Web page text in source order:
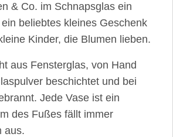
& Co. im Schnapsglas ein
beliebtes kleines Geschenk
Kinder, die Blumen lieben.
aus Fensterglas, von Hand
beschichtet und bei
Jede Vase ist ein
des Fußes fällt immer
aus.